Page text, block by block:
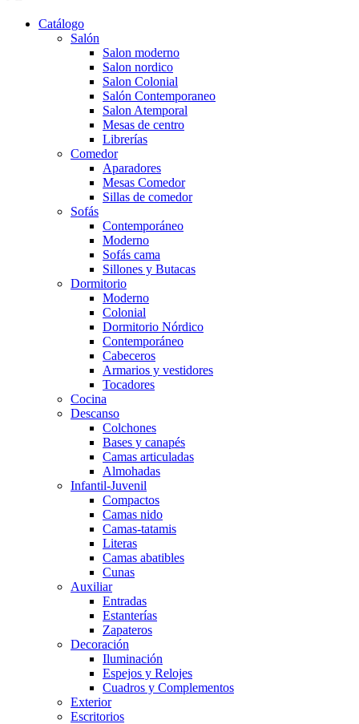
Catálogo
Salón
Salon moderno
Salon nordico
Salon Colonial
Salón Contemporaneo
Salon Atemporal
Mesas de centro
Librerías
Comedor
Aparadores
Mesas Comedor
Sillas de comedor
Sofás
Contemporáneo
Moderno
Sofás cama
Sillones y Butacas
Dormitorio
Moderno
Colonial
Dormitorio Nórdico
Contemporáneo
Cabeceros
Armarios y vestidores
Tocadores
Cocina
Descanso
Colchones
Bases y canapés
Camas articuladas
Almohadas
Infantil-Juvenil
Compactos
Camas nido
Camas-tatamis
Literas
Camas abatibles
Cunas
Auxiliar
Entradas
Estanterías
Zapateros
Decoración
Iluminación
Espejos y Relojes
Cuadros y Complementos
Exterior
Escritorios